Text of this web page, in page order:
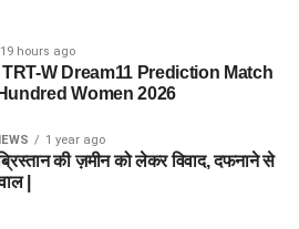
19 hours ago
TRT-W Dream11 Prediction Match
Women 2026
1 year ago
की ज़मीन को लेकर विवाद, दफनाने से
|